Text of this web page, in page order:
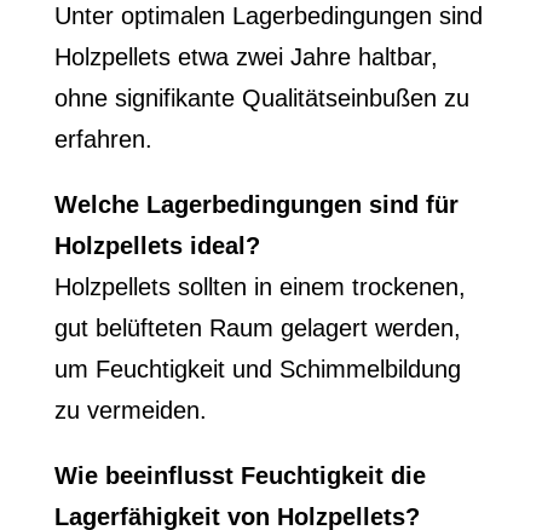
Unter optimalen Lagerbedingungen sind
Holzpellets etwa zwei Jahre haltbar,
ohne signifikante Qualitätseinbußen zu
erfahren.
Welche Lagerbedingungen sind für
Holzpellets ideal?
Holzpellets sollten in einem trockenen,
gut belüfteten Raum gelagert werden,
um Feuchtigkeit und Schimmelbildung
zu vermeiden.
Wie beeinflusst Feuchtigkeit die
Lagerfähigkeit von Holzpellets?